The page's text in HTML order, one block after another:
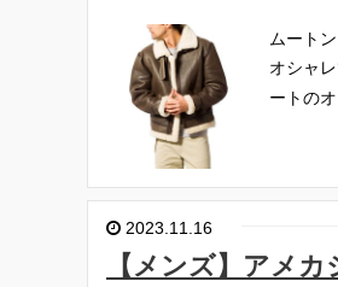
ムート
オシャ
ートの
2023.11.16
【メンズ】アメ